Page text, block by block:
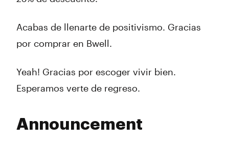
Acabas de llenarte de positivismo. Gracias
por comprar en Bwell.
Yeah! Gracias por escoger vivir bien.
Esperamos verte de regreso.
Announcement